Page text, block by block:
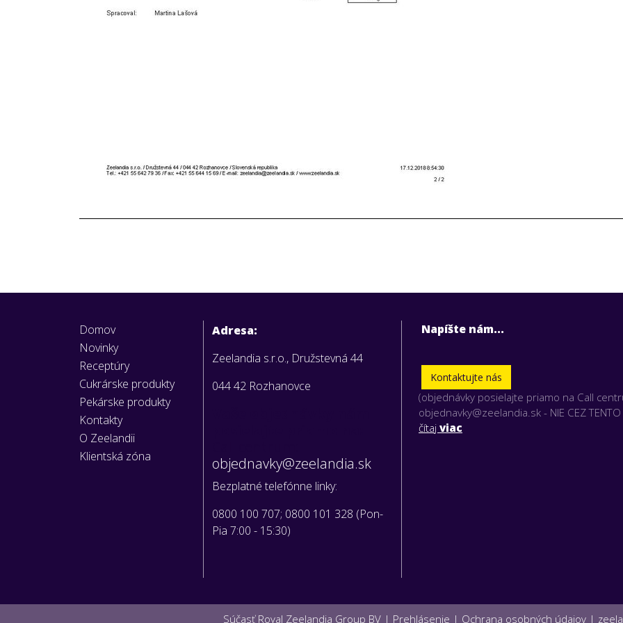
Domov
Novinky
Receptúry
Cukrárske produkty
Pekárske produkty
Kontakty
O Zeelandii
Klientská zóna
Adresa:
Zeelandia s.r.o., Družstevná 44
044 42 Rozhanovce
objednavky@zeelandia.sk
Bezplatné telefónne linky:
0800 100 707; 0800 101 328 (Pon-
Pia 7:00 - 15:30)
Napíšte nám...
Kontaktujte nás
(objednávky posielajte priamo na Call
objednavky@zeelandia.sk - NIE CEZ TENTO
čítaj viac
Súčasť Royal Zeelandia Group BV | Prehlásenie | Ochrana osobných údajov |